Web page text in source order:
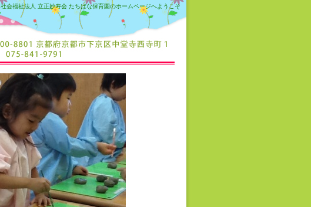
社会福祉法人 立正妙寿会 たちばな保育園のホームページへようこそ